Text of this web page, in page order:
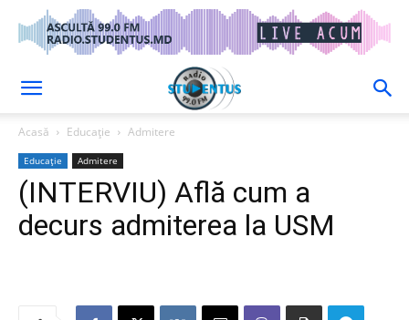
Acasă Educație Admitere
Educație Admitere
(INTERVIU) Află cum a
decurs admiterea la USM